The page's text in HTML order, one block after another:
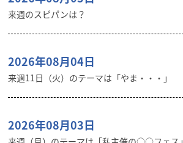
来週のスピパンは？
2026年08月04日
来週11日（火）のテーマは「やま・・・」
2026年08月03日